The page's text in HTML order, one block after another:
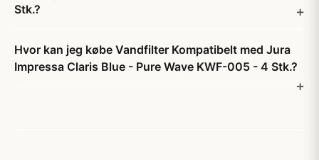
Stk.?
Hvor kan jeg købe Vandfilter Kompatibelt med Jura
Impressa Claris Blue - Pure Wave KWF-005 - 4 Stk.?